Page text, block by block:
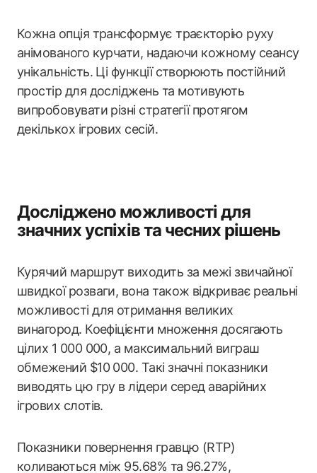
Кожна опція трансформує траєкторію руху
анімованого курчати, надаючи кожному сеансу
унікальність. Ці функції створюють постійний
простір для досліджень та мотивують
випробовувати різні стратегії протягом
декількох ігрових сесій.
Досліджено можливості для
значних успіхів та чесних рішень
Курячий маршрут виходить за межі звичайної
швидкої розваги, вона також відкриває реальні
можливості для отримання великих
винагород. Коефіцієнти множення досягають
цілих 1 000 000, а максимальний виграш
обмежений $10 000. Такі значні показники
виводять цю гру в лідери серед аварійних
ігрових слотів.
Показники повернення гравцю (RTP)
коливаються між 95.68% та 96.27%,